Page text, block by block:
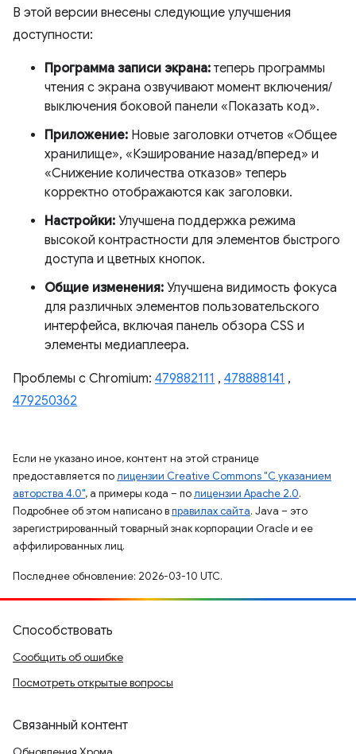
В этой версии внесены следующие улучшения
доступности:
Программа записи экрана: теперь программы
чтения с экрана озвучивают момент включения/
выключения боковой панели «Показать код».
Приложение: Новые заголовки отчетов «Общее
хранилище», «Кэширование назад/вперед» и
«Снижение количества отказов» теперь
корректно отображаются как заголовки.
Настройки: Улучшена поддержка режима
высокой контрастности для элементов быстрого
доступа и цветных кнопок.
Общие изменения: Улучшена видимость фокуса
для различных элементов пользовательского
интерфейса, включая панель обзора CSS и
элементы медиаплеера.
Проблемы с Chromium: 479882111 , 478888141 ,
479250362
Если не указано иное, контент на этой странице
предоставляется полицензии Creative Commons "С указанием
авторства 4.0", а примеры кода – полицензии Apache 2.0.
Подробнее об этом написано вправилах сайта. Java – это
зарегистрированный товарный знак корпорации Oracle и ее
аффилированных лиц.
Последнее обновление: 2026-03-10 UTC.
Способствовать
Сообщить об ошибке
Посмотреть открытые вопросы
Связанный контент